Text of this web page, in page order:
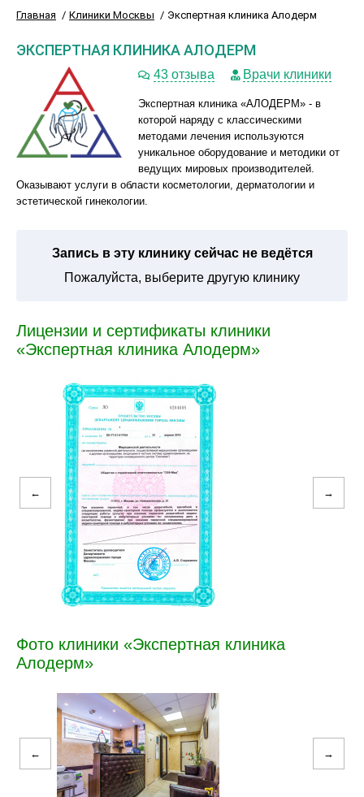
Главная Клиники Москвы Экспертная клиника Алодерм
ЭКСПЕРТНАЯ КЛИНИКА АЛОДЕРМ
43 отзыва Врачи клиники
Экспертная клиника «АЛОДЕРМ» - в
которой наряду с классическими
методами лечения используются
уникальное оборудование и методики от
ведущих мировых производителей.
Оказывают услуги в области косметологии, дерматологии и
эстетической гинекологии.
Запись в эту клинику сейчас не ведётся
Пожалуйста, выберите другую клинику
Лицензии и сертификаты клиники
«Экспертная клиника Алодерм»
← →
Фото клиники «Экспертная клиника
Алодерм»
← →